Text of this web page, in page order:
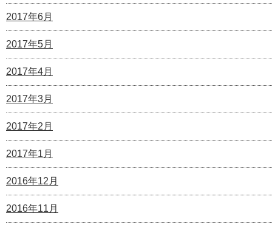
2017年6月
2017年5月
2017年4月
2017年3月
2017年2月
2017年1月
2016年12月
2016年11月